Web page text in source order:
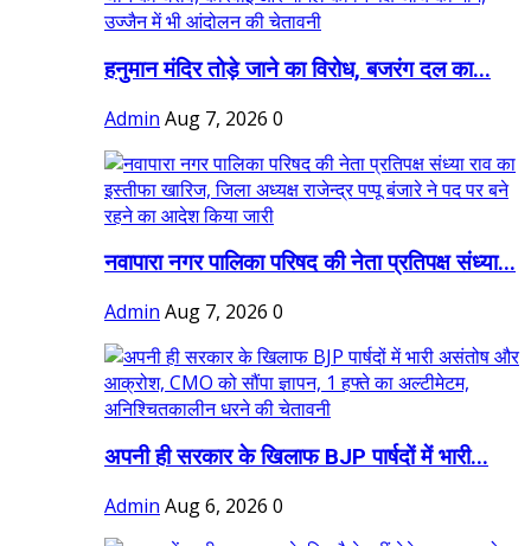
हनुमान मंदिर तोड़े जाने का विरोध, बजरंग दल का...
Admin Aug 7, 2026 0
नवापारा नगर पालिका परिषद की नेता प्रतिपक्ष संध्या...
Admin Aug 7, 2026 0
अपनी ही सरकार के खिलाफ BJP पार्षदों में भारी...
Admin Aug 6, 2026 0